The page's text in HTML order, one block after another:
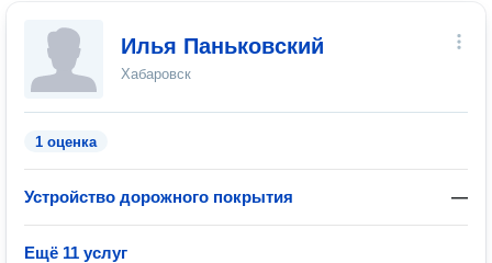
Илья Паньковский
Хабаровск
1 оценка
Устройство дорожного покрытия —
Ещё 11 услуг